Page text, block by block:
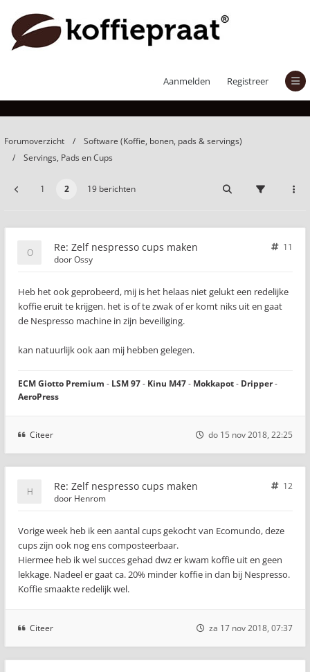
Aanmelden Registreer
Zelf nespresso cups maken
Forumoverzicht
Software (Koffie, bonen, pads & servings)
Servings, Pads en Cups
1 2 19 berichten
Re: Zelf nespresso cups maken
11
doorOssy
Heb het ook geprobeerd, mij is het helaas niet gelukt een redelijke
koffie eruit te krijgen. het is of te zwak of er komt niks uit en gaat
de Nespresso machine in zijn beveiliging.
kan natuurlijk ook aan mij hebben gelegen.
ECM Giotto Premium - LSM 97- Kinu M47- Mokkapot- Dripper-
AeroPress
Citeer do 15 nov 2018, 22:25
Re: Zelf nespresso cups maken
12
door Henrom
Vorige week heb ik een aantal cups gekocht van Ecomundo, deze
cups zijn ook nog ens composteerbaar.
Hiermee heb ik wel succes gehad dwz er kwam koffie uit en geen
lekkage. Nadeel er gaat ca. 20% minder koffie in dan bij Nespresso.
Koffie smaakte redelijk wel.
Citeer za 17 nov 2018, 07:37